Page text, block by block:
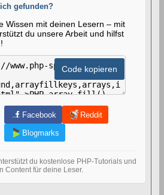
gefunden?
Wissen mit deinen Lesern – mit
du unsere Arbeit und hilfst
Code kopieren
Facebook
Reddit
Blogmarks
du kostenlose PHP-Tutorials und
Content für deine Leser.